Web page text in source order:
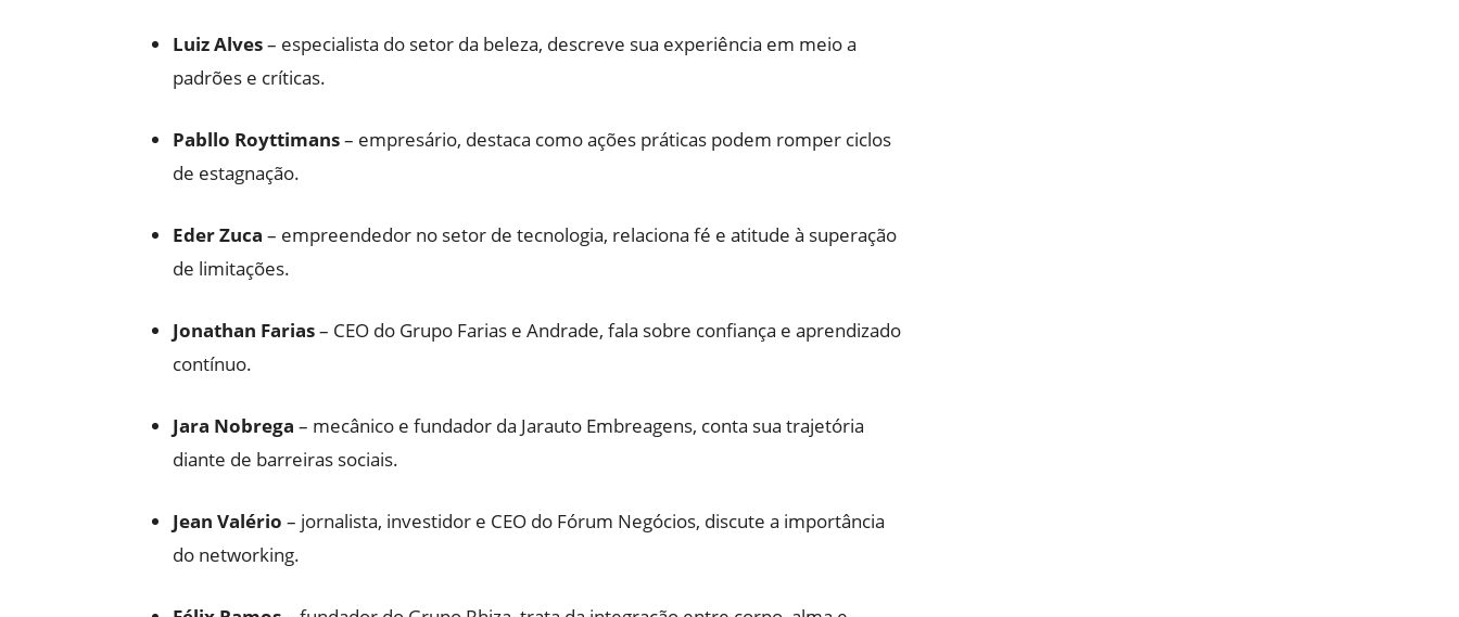
Luiz Alves– especialista do setor da beleza, descreve sua experiência em meio a
padrões e críticas.
Pabllo Royttimans– empresário, destaca como ações práticas podem romper ciclos
de estagnação.
Eder Zuca – empreendedor no setor de tecnologia, relaciona fé e atitude à superação
de limitações.
Jonathan Farias– CEO do Grupo Farias e Andrade, fala sobre confiança e aprendizado
contínuo.
Jara Nobrega – mecânico e fundador da Jarauto Embreagens, conta sua trajetória
diante de barreiras sociais.
Jean Valério – jornalista, investidor e CEO do Fórum Negócios, discute a importância
do networking.